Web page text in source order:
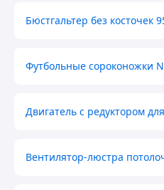
Бюстгальтер без косточек
Футбольные сороконожки
Двигатель с редуктором
Вентилятор-люстра